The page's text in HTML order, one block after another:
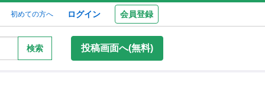
初めての方へ ログイン 会員登録
検索 投稿画面へ(無料)